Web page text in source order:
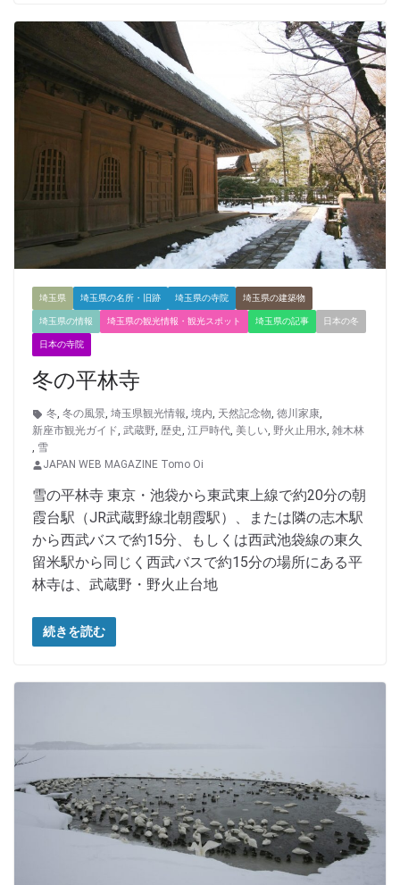
埼玉県 埼玉県の名所・旧跡 埼玉県の寺院 埼玉県の建築物
埼玉県の情報 埼玉県の観光情報・観光スポット 埼玉県の記事 日本の冬
日本の寺院
冬の平林寺
冬, 冬の風景, 埼玉県観光情報, 境内, 天然記念物, 徳川家康,
新座市観光ガイド, 武蔵野, 歴史, 江戸時代, 美しい, 野火止用水, 雑木林
, 雪
JAPAN WEB MAGAZINE Tomo Oi
雪の平林寺 東京・池袋から東武東上線で約20分の朝
霞台駅（JR武蔵野線北朝霞駅）、または隣の志木駅
から西武バスで約15分、もしくは西武池袋線の東久
留米駅から同じく西武バスで約15分の場所にある平
林寺は、武蔵野・野火止台地
続きを読む